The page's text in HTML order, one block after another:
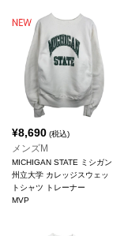
¥8,690 (税込)
メンズM
MICHIGAN STATE ミシガン
州立大学 カレッジスウェッ
トシャツ トレーナー
MVP